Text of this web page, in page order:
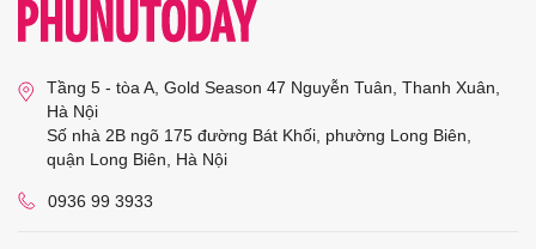
Tầng 5 - tòa A, Gold Season 47 Nguyễn Tuân, Thanh Xuân,
Hà Nội
Số nhà 2B ngõ 175 đường Bát Khối, phường Long Biên,
quận Long Biên, Hà Nội
0936 99 3933